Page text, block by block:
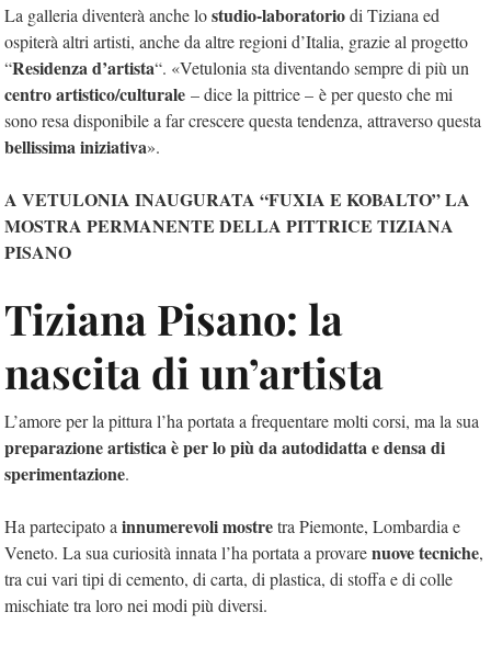
La galleria diventerà anche lostudio-laboratoriodi Tiziana ed
ospiterà altri artisti, anche da altre regioni d’Italia, grazie al progetto
“Residenza d’artista“. «Vetulonia sta diventando sempre di più un
centro artistico/culturale – dice la pittrice – è per questo che mi
sono resa disponibile a far crescere questa tendenza, attraverso questa
bellissima iniziativa».
A VETULONIA INAUGURATA “FUXIA E KOBALTO” LA
MOSTRA PERMANENTE DELLA PITTRICE TIZIANA
PISANO
Tiziana Pisano: la
nascita di un’artista
L’amore per la pittura l’ha portata a frequentare molti corsi, ma la sua
preparazione artistica è per lo più da autodidatta e densa di
sperimentazione.
Ha partecipato a innumerevoli mostretra Piemonte, Lombardia e
Veneto. La sua curiosità innata l’ha portata a provarenuove tecniche,
tra cui vari tipi di cemento, di carta, di plastica, di stoffa e di colle
mischiate tra loro nei modi più diversi.